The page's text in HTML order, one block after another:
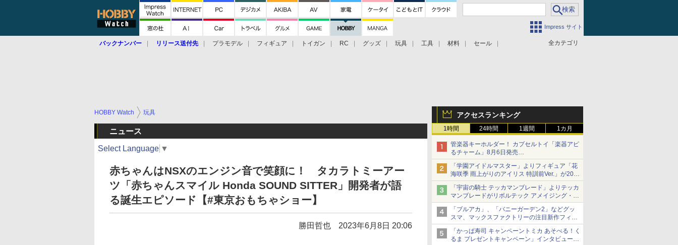
Impress サイト
全カテゴリ
バックナンバー リリース送付先 プラモデル フィギュア トイガン RC グッズ 玩具 工具 材料 セール
アクセスランキング
1時間 24時間 1週間 1カ月
管楽器キーホルダー！ カプセルトイ「楽器アピ
るチャーム」8月6日発売
チューバ、テナサクなど5種各3色
「学園アイドルマスター」よりフィギュア「花
海咲季 雨上がりのアイリス 特訓前Ver.」が2027
年4月に発売
「宇宙の騎士 テッカマンブレード」よりテッカ
マンブレードがリボルテック アメイジング・ヤ
マグチで商品化決定
「ブルアカ」、「バニーガーデン2」などグッ
スマ、マックスファクトリーの注目新作フィギ
ュアが展示【ホビーメーカー合同展示会】
「かっぱ寿司 キャンペーントミカ あそべる！く
るま プレゼントキャンペーン」インタビュー
HOBBY Watch 玩具
ニュース
Select Language ▼
赤ちゃんはNSXのエンジン音で笑顔に！ タカラトミーアー
ツ「赤ちゃんスマイル Honda SOUND SITTER」開発者が語
る誕生エピソード【#東京おもちゃショー】
勝田哲也 2023年6月8日 20:06